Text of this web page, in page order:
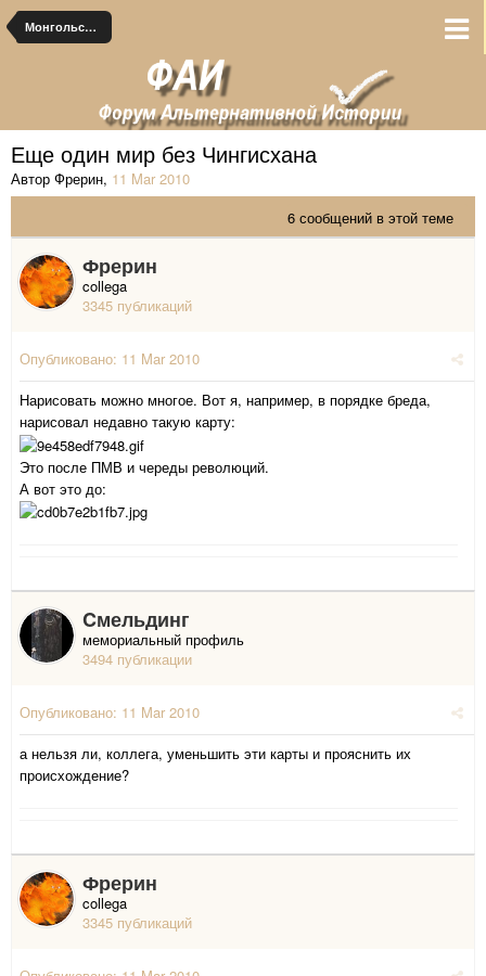
Монгольские альтернативы
Еще один мир без Чингисхана
Автор Фрерин, 11 Mar 2010
6 сообщений в этой теме
Фрерин
collega
3345 публикаций
Опубликовано: 11 Mar 2010
Нарисовать можно многое. Вот я, например, в порядке бреда,
нарисовал недавно такую карту:
Это после ПМВ и череды революций.
А вот это до:
Cмельдинг
мемориальный профиль
3494 публикации
Опубликовано: 11 Mar 2010
а нельзя ли, коллега, уменьшить эти карты и прояснить их
происхождение?
Фрерин
collega
3345 публикаций